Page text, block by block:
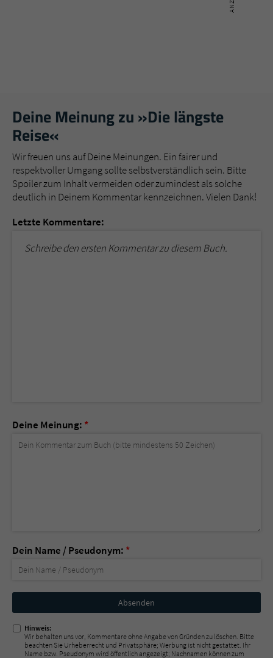
Deine Meinung zu »Die längste
Reise«
Wir freuen uns auf Deine Meinungen. Ein fairer und
respektvoller Umgang sollte selbstverständlich sein. Bitte
Spoiler zum Inhalt vermeiden oder zumindest als solche
deutlich in Deinem Kommentar kennzeichnen. Vielen Dank!
Letzte Kommentare:
Schreibe den ersten Kommentar zu diesem Buch.
Deine Meinung: *
Dein Name / Pseudonym: *
Nicht
ausfüllen!
Hinweis:
Wir behalten uns vor, Kommentare ohne Angabe von Gründen zu löschen. Bitte
beachten Sie Urheberrecht und Privatsphäre; Werbung ist nicht gestattet. Ihr
Name bzw. Pseudonym wird öffentlich angezeigt; Nachnamen können zum